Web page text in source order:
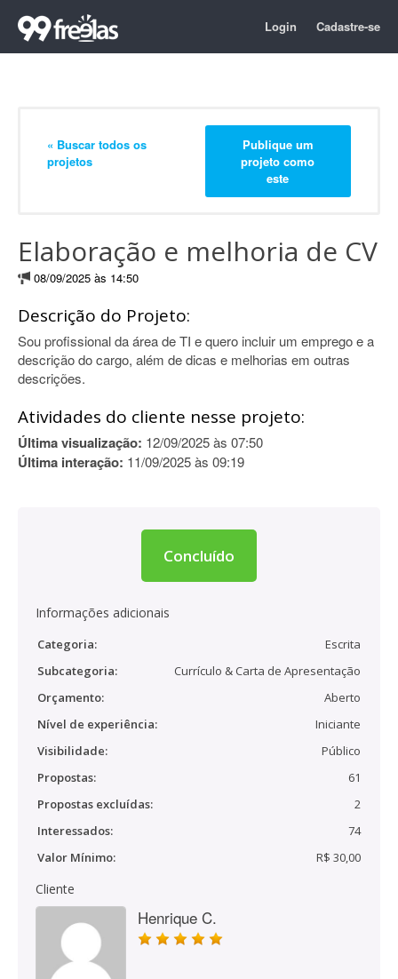
Login Cadastre-se
« Buscar todos os
projetos
Publique um
projeto como
este
Elaboração e melhoria de CV
08/09/2025 às 14:50
Descrição do Projeto:
Sou profissional da área de TI e quero incluir um emprego e a
descrição do cargo, além de dicas e melhorias em outras
descrições.
Atividades do cliente nesse projeto:
Última visualização: 12/09/2025 às 07:50
Última interação: 11/09/2025 às 09:19
Concluído
Informações adicionais
Categoria:
Escrita
Subcategoria:
Currículo & Carta de Apresentação
Orçamento:
Aberto
Nível de experiência:
Iniciante
Visibilidade:
Público
Propostas:
61
Propostas excluídas:
2
Interessados:
74
Valor Mínimo:
R$ 30,00
Cliente
Henrique C.